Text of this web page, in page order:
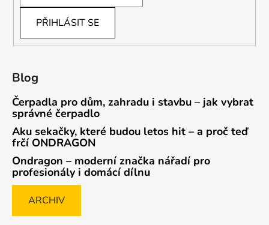
PŘIHLÁSIT SE
Blog
Čerpadla pro dům, zahradu i stavbu – jak vybrat
správné čerpadlo
Aku sekačky, které budou letos hit – a proč teď
frčí ONDRAGON
Ondragon – moderní značka nářadí pro
profesionály i domácí dílnu
ARCHIV